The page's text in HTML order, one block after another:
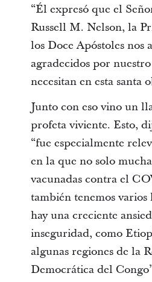
“Él expresó que el
Russell M. Nelson, la
los Doce Apóstoles nos
agradecidos por
necesitan en esta santa
Junto con eso vino un
profeta viviente. Esto,
“fue especialmente
en la que no solo
vacunadas contra el
también tenemos varios
hay una creciente
inseguridad, como
algunas regiones de la
Democrática del